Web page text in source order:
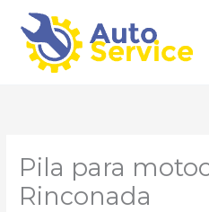
contenido
Pila para
Rinconada